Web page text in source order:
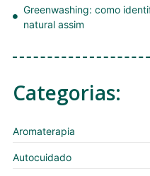
Greenwashing: como
natural assim
Categorias:
Aromaterapia
Autocuidado